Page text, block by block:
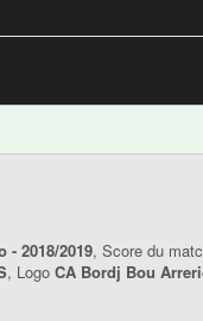
- 2018/2019, Score du
, Logo CA Bordj Bou